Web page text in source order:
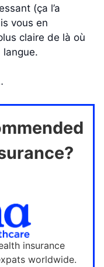
(ça l’a
vous en
claire de là où
langue.
insurance
worldwide.